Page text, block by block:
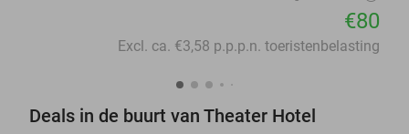
€80
Excl. ca. €3,58 p.p.p.n. toeristenbelasting
Deals in de buurt van Theater Hotel